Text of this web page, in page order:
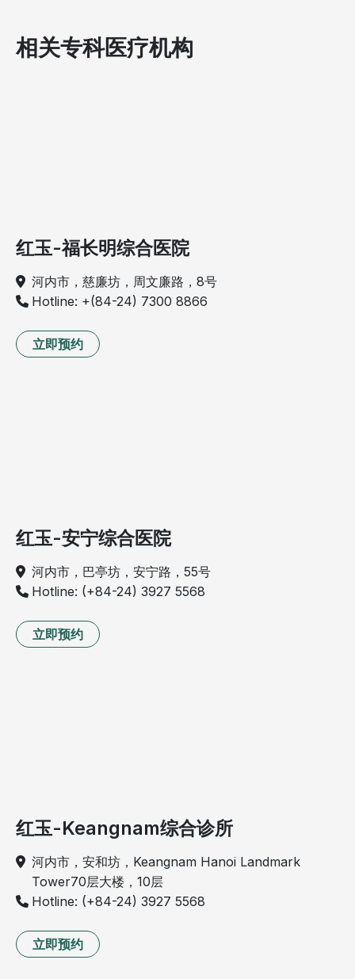
相关专科医疗机构
红玉-福长明综合医院
河内市，慈廉坊，周文廉路，8号
Hotline: +(84-24) 7300 8866
立即预约
红玉-安宁综合医院
河内市，巴亭坊，安宁路，55号
Hotline: (+84-24) 3927 5568
立即预约
红玉-Keangnam综合诊所
河内市，安和坊，Keangnam Hanoi Landmark
Tower70层大楼，10层
Hotline: (+84-24) 3927 5568
立即预约